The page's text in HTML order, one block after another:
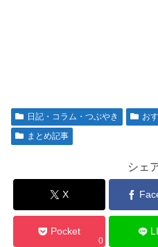
日記・コラム・つぶやき
お
まとめ記事
シェ
X
Pocket
0